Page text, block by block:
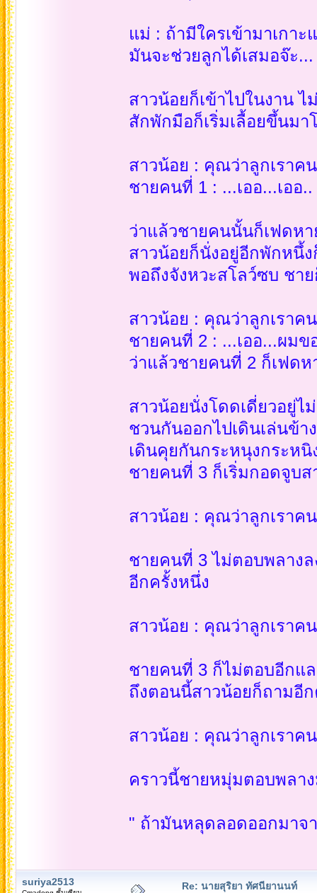
แม่ : ถ้ามีใครเข้ามาเกา
มันจะช่วยลูกได้เสมอจ๊ะ...
สาวน้อยก็เข้าไปในงาน
สักพักมือก็เริ่มเลื้อยขึ้นมา
สาวน้อย : คุณว่าลูกเราค
ชายคนที่ 1 : ...เออ...เออ..
ว่าแล้วชายคนนั้นก็เฟดห
สาวน้อยก็นั่งอยู่อีกพักหนึ้
พอถึงจังหวะสโลว์ซบ ชา
สาวน้อย : คุณว่าลูกเราค
ชายคนที่ 2 : ...เออ...ผม
ว่าแล้วชายคนที่ 2 ก็เฟด
สาวน้อยนั่งโดดเดี่ยวอยู่
ชวนกันออกไปเดินเล่นข้า
เดินคุยกันกระหนุงกระห
ชายคนที่ 3 ก็เริ่มกอดจูบส
สาวน้อย : คุณว่าลูกเราค
ชายคนที่ 3 ไม่ตอบพลาง
อีกครั้งหนึ่ง
สาวน้อย : คุณว่าลูกเราค
ชายคนที่ 3 ก็ไม่ตอบอีกแล
ถึงตอนนี้สาวน้อยก็ถามอี
สาวน้อย : คุณว่าลูกเราค
คราวนี้ชายหมุ่มตอบพลา
" ถ้ามันหลุดลอดออกมาจ
suriya2513 Re: นายสุริยา ทัศนียานนท์